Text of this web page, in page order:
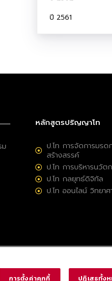
ปี 2561
หลักสูตรปริญญาโท
ป.โท การจัดการมร
สร้างสรรค์
ป.โท การบริหารนวัต
ป.โท กลยุทธ์ดิจิทัล
ป.โท ออนไลน์ วิทยา
การตั้งค่าคุกกี้ ปฏิเสธทั้ง